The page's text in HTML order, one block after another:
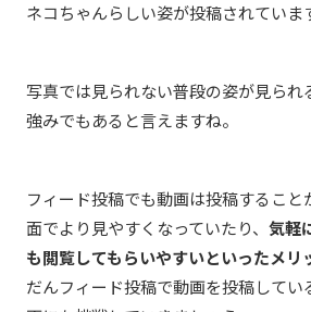
ネコちゃんらしい姿が投稿されていま
写真では見られない普段の姿が見られ
強みでもあると言えますね。
フィード投稿でも動画は投稿するこ
面でより見やすくなっていたり、 気軽
も閲覧してもらいやすいといったメリ
だんフィード投稿で動画を投稿してい